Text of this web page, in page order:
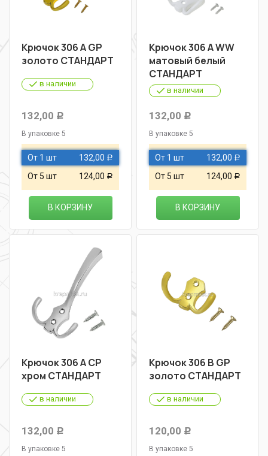
Крючок 306 А GР
золото СТАНДАРТ
в наличии
132,00 Р
В упаковке 5
От 1 шт 132,00 Р
От 5 шт 124,00 Р
В КОРЗИНУ
Крючок 306 А WW
матовый белый
СТАНДАРТ
в наличии
132,00 Р
В упаковке 5
От 1 шт 132,00 Р
От 5 шт 124,00 Р
В КОРЗИНУ
Крючок 306 А СР
хром СТАНДАРТ
в наличии
132,00 Р
В упаковке 5
Крючок 306 В GР
золото СТАНДАРТ
в наличии
120,00 Р
В упаковке 5